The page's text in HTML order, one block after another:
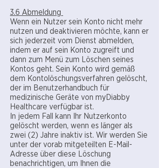
3.6 Abmeldung
Wenn ein Nutzer sein Konto nicht mehr
nutzen und deaktivieren möchte, kann er
sich jederzeit vom Dienst abmelden,
indem er auf sein Konto zugreift und
dann zum Menü zum Löschen seines
Kontos geht. Sein Konto wird gemäß
dem Kontolöschungsverfahren gelöscht,
der im Benutzerhandbuch für
medizinische Geräte von myDiabby
Healthcare verfügbar ist.
In jedem Fall kann Ihr Nutzerkonto
gelöscht werden, wenn es länger als
zwei (2) Jahre inaktiv ist. Wir werden Sie
unter der vorab mitgeteilten E-Mail-
Adresse über diese Löschung
benachrichtigen, um Ihnen die